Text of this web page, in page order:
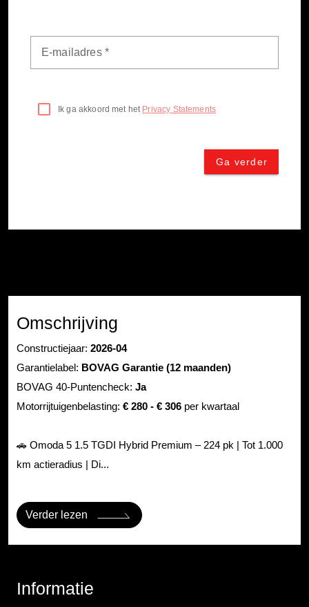
Omschrijving
Constructiejaar: 2026-04
Garantielabel: BOVAG Garantie (12 maanden)
BOVAG 40-Puntencheck: Ja
Motorrijtuigenbelasting: € 280 - € 306 per kwartaal
🚗 Omoda 5 1.5 TGDI Hybrid Premium – 224 pk | Tot 1.000
km actieradius | Di...
Verder lezen
Informatie